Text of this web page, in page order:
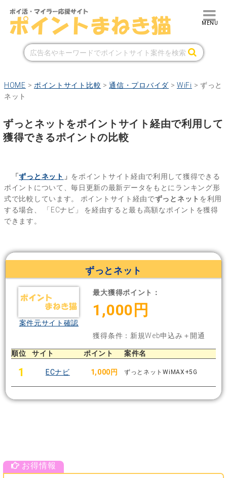
HOME > ポイントサイト比較 >通信・プロバイダ >WiFi > ずっと
ネット
ずっとネットをポイントサイト経由で利用して
獲得できるポイントの比較
「ずっとネット 」 をポイントサイト経由で利用して獲得できる
ポイントについて、毎日更新の最新データをもとにランキング形
式で比較しています。 ポイントサイト経由でずっとネット を利用
する場合、
「ECナビ」
を経由すると最も高額なポイントを獲得
できます。
ずっとネット
案件元サイト確認
最大獲得ポイント：
1,000円
獲得条件：新規Web申込み＋開通
順位 サイト ポイント 案件名
1 ECナビ 1,000円 ずっとネットWiMAX+5G